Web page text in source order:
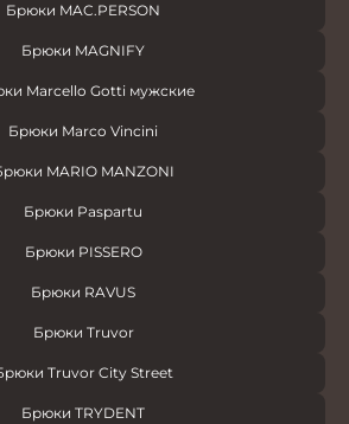
Брюки MAC.PERSON
Брюки MAGNIFY
Marcello Gotti мужские
Брюки Marco Vincini
MARIO MANZONI
Брюки Paspartu
Брюки PISSERO
Брюки RAVUS
Брюки Truvor
Truvor City Street
Брюки TRYDENT